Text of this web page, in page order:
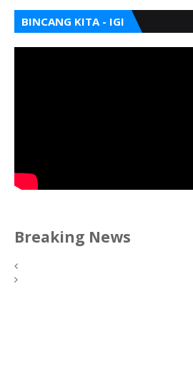
BINCANG KITA - IGI
Breaking News